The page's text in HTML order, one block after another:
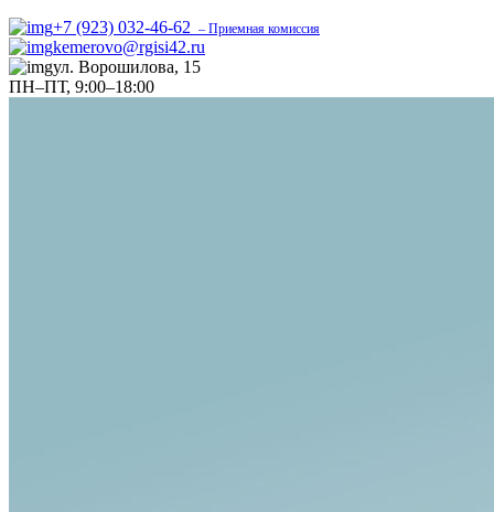
+7 (923) 032-46-62 – Приемная комиссия
kemerovo@rgisi42.ru
ул. Ворошилова, 15
ПН–ПТ, 9:00–18:00